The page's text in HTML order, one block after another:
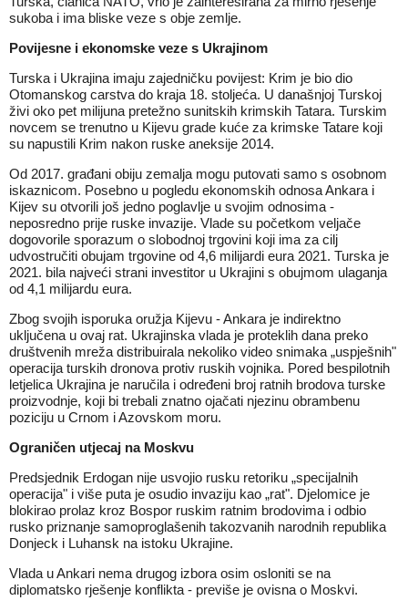
sukoba i ima bliske veze s obje zemlje.
Povijesne i ekonomske veze s Ukrajinom
Turska i Ukrajina imaju zajedničku povijest: Krim je bio dio
Otomanskog carstva do kraja 18. stoljeća. U današnjoj Turskoj
živi oko pet milijuna pretežno sunitskih krimskih Tatara. Turskim
novcem se trenutno u Kijevu grade kuće za krimske Tatare koji
su napustili Krim nakon ruske aneksije 2014.
Od 2017. građani obiju zemalja mogu putovati samo s osobnom
iskaznicom. Posebno u pogledu ekonomskih odnosa Ankara i
Kijev su otvorili još jedno poglavlje u svojim odnosima -
neposredno prije ruske invazije. Vlade su početkom veljače
dogovorile sporazum o slobodnoj trgovini koji ima za cilj
udvostručiti obujam trgovine od 4,6 milijardi eura 2021. Turska je
2021. bila najveći strani investitor u Ukrajini s obujmom ulaganja
od 4,1 milijardu eura.
Zbog svojih isporuka oružja Kijevu - Ankara je indirektno
uključena u ovaj rat. Ukrajinska vlada je proteklih dana preko
društvenih mreža distribuirala nekoliko video snimaka „uspješnih"
operacija turskih dronova protiv ruskih vojnika. Pored bespilotnih
letjelica Ukrajina je naručila i određeni broj ratnih brodova turske
proizvodnje, koji bi trebali znatno ojačati njezinu obrambenu
poziciju u Crnom i Azovskom moru.
Ograničen utjecaj na Moskvu
Predsjednik Erdogan nije usvojio rusku retoriku „specijalnih
operacija" i više puta je osudio invaziju kao „rat". Djelomice je
blokirao prolaz kroz Bospor ruskim ratnim brodovima i odbio
rusko priznanje samoproglašenih takozvanih narodnih republika
Donjeck i Luhansk na istoku Ukrajine.
Vlada u Ankari nema drugog izbora osim osloniti se na
diplomatsko rješenje konflikta - previše je ovisna o Moskvi.